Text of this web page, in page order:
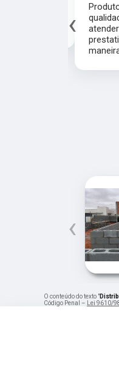
‹
‹
O conteúdo do texto "
Código Penal –
Lei 9610/